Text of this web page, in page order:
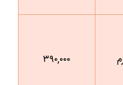
۳۹۰,۰۰۰